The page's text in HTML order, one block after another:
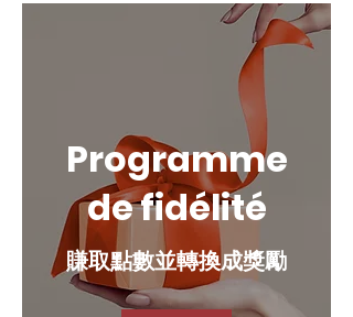
Programme
de fidélité
賺取點數並轉換成獎勵